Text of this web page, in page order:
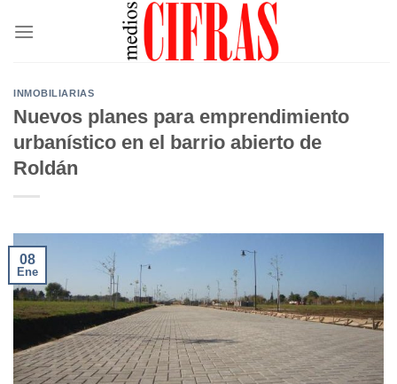
INMOBILIARIAS
Nuevos planes para emprendimiento
urbanístico en el barrio abierto de
Roldán
08
Ene